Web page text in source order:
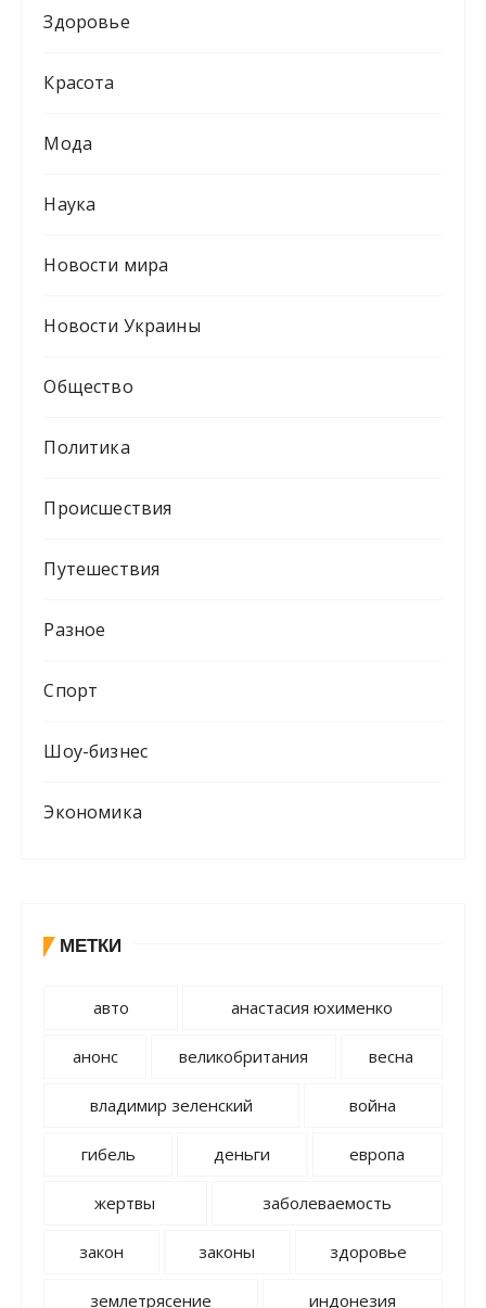
Здоровье
Красота
Мода
Наука
Новости мира
Новости Украины
Общество
Политика
Происшествия
Путешествия
Разное
Спорт
Шоу-бизнес
Экономика
МЕТКИ
авто анастасия юхименко
анонс великобритания весна
владимир зеленский война
гибель деньги европа
жертвы заболеваемость
закон законы здоровье
землетрясение индонезия